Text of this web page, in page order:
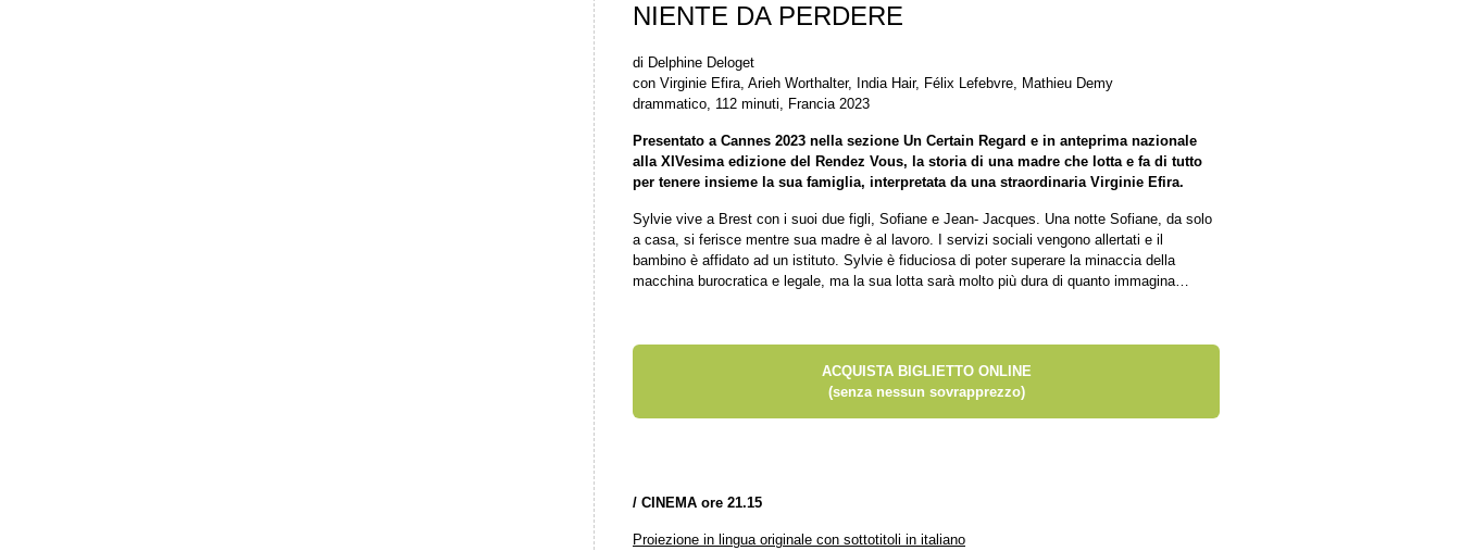
NIENTE DA PERDERE
di Delphine Deloget
con Virginie Efira, Arieh Worthalter, India Hair, Félix Lefebvre, Mathieu Demy
drammatico, 112 minuti, Francia 2023
Presentato a Cannes 2023 nella sezione Un Certain Regard e in anteprima nazionale
alla XIVesima edizione del Rendez Vous, la storia di una madre che lotta e fa di tutto
per tenere insieme la sua famiglia, interpretata da una straordinaria Virginie Efira.
Sylvie vive a Brest con i suoi due figli, Sofiane e Jean- Jacques. Una notte Sofiane, da solo
a casa, si ferisce mentre sua madre è al lavoro. I servizi sociali vengono allertati e il
bambino è affidato ad un istituto. Sylvie è fiduciosa di poter superare la minaccia della
macchina burocratica e legale, ma la sua lotta sarà molto più dura di quanto immagina…
ACQUISTA BIGLIETTO ONLINE
(senza nessun sovrapprezzo)
/ CINEMA ore 21.15
Proiezione in lingua originale con sottotitoli in italiano